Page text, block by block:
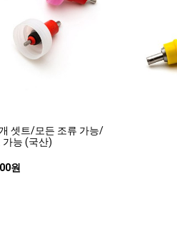
셋트/모든 조류 가능/
가능 (국산)
원